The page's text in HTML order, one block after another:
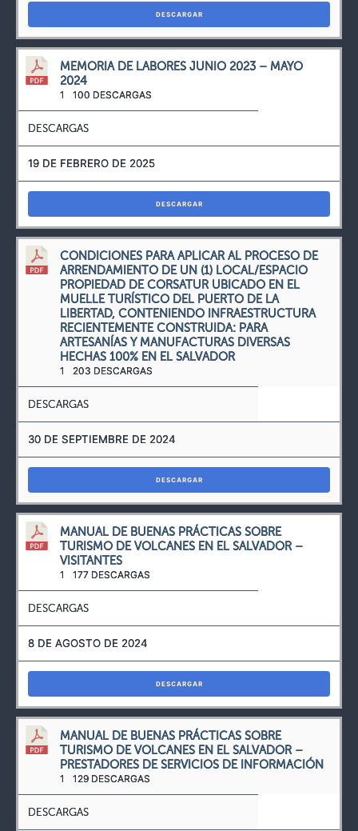
DESCARGAR
MEMORIA DE LABORES JUNIO 2023 – MAYO
2024
1 100 DESCARGAS
DESCARGAS
19 DE FEBRERO DE 2025
DESCARGAR
CONDICIONES PARA APLICAR AL PROCESO DE
ARRENDAMIENTO DE UN (1) LOCAL/ESPACIO
PROPIEDAD DE CORSATUR UBICADO EN EL
MUELLE TURÍSTICO DEL PUERTO DE LA
LIBERTAD, CONTENIENDO INFRAESTRUCTURA
RECIENTEMENTE CONSTRUIDA: PARA
ARTESANÍAS Y MANUFACTURAS DIVERSAS
HECHAS 100% EN EL SALVADOR
1 203 DESCARGAS
DESCARGAS
30 DE SEPTIEMBRE DE 2024
DESCARGAR
MANUAL DE BUENAS PRÁCTICAS SOBRE
TURISMO DE VOLCANES EN EL SALVADOR –
VISITANTES
1 177 DESCARGAS
DESCARGAS
8 DE AGOSTO DE 2024
DESCARGAR
MANUAL DE BUENAS PRÁCTICAS SOBRE
TURISMO DE VOLCANES EN EL SALVADOR –
PRESTADORES DE SERVICIOS DE INFORMACIÓN
1 129 DESCARGAS
DESCARGAS